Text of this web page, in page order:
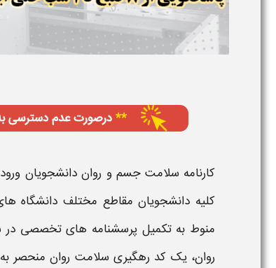
کارنامه سلامت جسم و روان دانشجویان
کلیه دانشجویان مقاطع مختلف دانشگاه‌
منوط بهتکمیل پرسشنامه‌ های تخصصی در
روان، یک کد رهگیری سلامت روانمنحصر